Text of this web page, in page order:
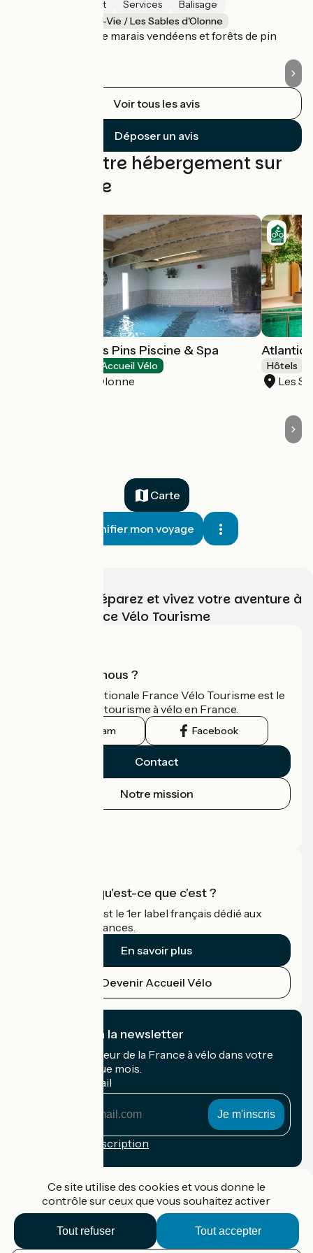
Intérêt Services
Balisage
St-Gilles-Croix-de-Vie / Les Sables d'Olonne
Bel itinéraire entre marais vendéens et forêts de pin
Voir tous les avis
Déposer un avis
Trouvez votre hébergement sur
cette étape
Hôtel Calme des Pins Piscine & Spa
Accueil Vélo
Les Sables-d'Olonne
Atlantic
Hôtels
Les
Carte
Planifier mon voyage
Choisissez, préparez et vivez votre aventure à
vélo avec France Vélo Tourisme
Qui sommes-nous ?
L'association nationale France Vélo Tourisme est le
guide officiel du tourisme à vélo en France.
Instagram Facebook
Contact
Notre mission
Accueil Vélo qu'est-ce que c'est ?
Accueil Vélo c'est le 1er label français dédié aux
cyclistes en vacances.
En savoir plus
Devenir Accueil Vélo
Je m'abonne à la newsletter
Recevez le meilleur de la France à vélo dans votre
boîte mail chaque mois.
Mon adresse mail
Conditions d'inscription
Accueil Vélo Pro
Ce site utilise des cookies et vous donne le
contrôle sur ceux que vous souhaitez activer
Tout accepter
Tout refuser